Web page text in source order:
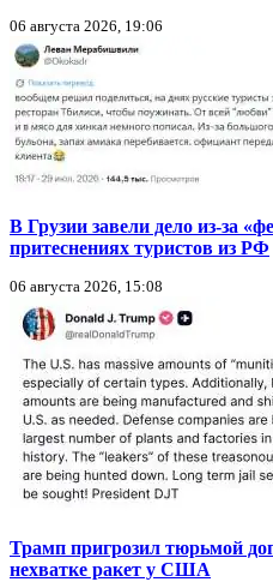
06 августа 2026, 19:06
В Грузии завели дело из-за
притеснениях туристов из РФ
06 августа 2026, 15:08
Трамп пригрозил тюрьмой
нехватке ракет у США